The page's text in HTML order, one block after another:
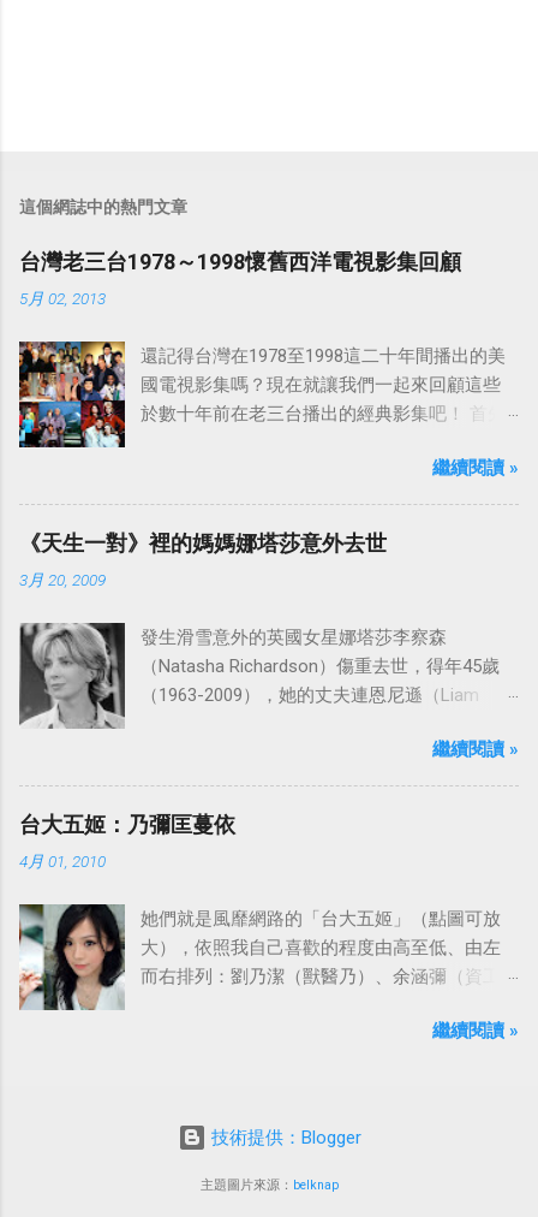
這個網誌中的熱門文章
台灣老三台1978～1998懷舊西洋電視影集回顧
5月 02, 2013
還記得台灣在1978至1998這二十年間播出的美
國電視影集嗎？現在就讓我們一起來回顧這些
於數十年前在老三台播出的經典影集吧！ 首先
「愛之船」（The Love Boat），這部影集最早
是在1977年9月24日至1986年5月24日於美國
ABC頻道首播，共播出了249集。 令人懷念的愛
之船旋律：
繼續閱讀 »
《天生一對》裡的媽媽娜塔莎意外去世
3月 20, 2009
發生滑雪意外的英國女星娜塔莎李察森
（Natasha Richardson）傷重去世，得年45歲
（1963-2009），她的丈夫連恩尼遜（Liam
到傷心，希望外界給他們空間撫平傷痛。繼續閱讀 »
台大五姬：乃彌匡蔓依
4月 01, 2010
她們就是風靡網路的「台大五姬」（點圖可放
大），依照我自己喜歡的程度由高至低、由左
而右排列：劉乃潔（獸醫乃）、余涵彌（資工
蔓）、吳依潔（戲劇依）；這五位正妹透過網
繼續閱讀 »
技術提供：Blogger
主題圖片來源： belknap